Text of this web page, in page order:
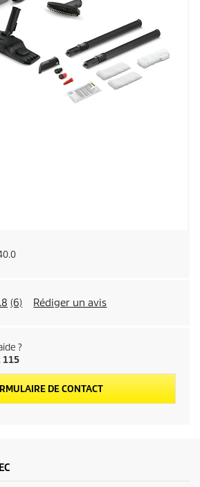
(6) Rédiger un avis
?
115
DE CONTACT